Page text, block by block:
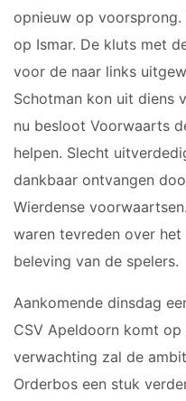
opnieuw op
op Ismar. De kluts met
voor de naar links
Schotman kon uit diens
nu besloot Voorwaarts
helpen. Slecht
dankbaar ontvangen
Wierdense
waren tevreden over
beleving van de spelers.
Aankomende dinsdag
CSV Apeldoorn komt op
verwachting zal de
Orderbos een stuk